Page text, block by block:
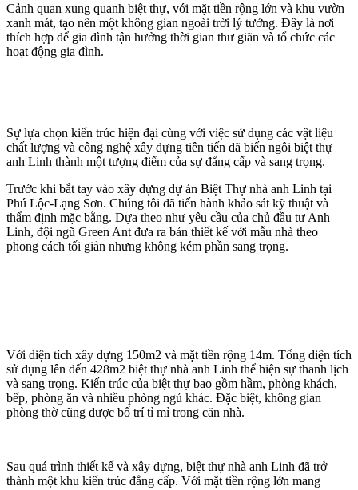
Cảnh quan xung quanh biệt thự, với mặt tiền rộng lớn và khu vườn
xanh mát, tạo nên một không gian ngoài trời lý tưởng. Đây là nơi
thích hợp để gia đình tận hưởng thời gian thư giãn và tổ chức các
hoạt động gia đình.
Sự lựa chọn kiến trúc hiện đại cùng với việc sử dụng các vật liệu
chất lượng và công nghệ xây dựng tiên tiến đã biến ngôi biệt thự
anh Linh thành một tượng điểm của sự đẳng cấp và sang trọng.
Trước khi bắt tay vào xây dựng dự án Biệt Thự nhà anh Linh tại
Phú Lộc-Lạng Sơn. Chúng tôi đã tiến hành khảo sát kỹ thuật và
thẩm định mặc bằng. Dựa theo như yêu cầu của chủ đầu tư Anh
Linh, đội ngũ Green Ant đưa ra bản thiết kế với mẫu nhà theo
phong cách tối giản nhưng không kém phần sang trọng.
Với diện tích xây dựng 150m2 và mặt tiền rộng 14m. Tổng diện tích
sử dụng lên đến 428m2 biệt thự nhà anh Linh thể hiện sự thanh lịch
và sang trọng. Kiến trúc của biệt thự bao gồm hầm, phòng khách,
bếp, phòng ăn và nhiều phòng ngủ khác. Đặc biệt, không gian
phòng thờ cũng được bố trí tỉ mỉ trong căn nhà.
Sau quá trình thiết kế và xây dựng, biệt thự nhà anh Linh đã trở
thành một khu kiến trúc đẳng cấp. Với mặt tiền rộng lớn mang